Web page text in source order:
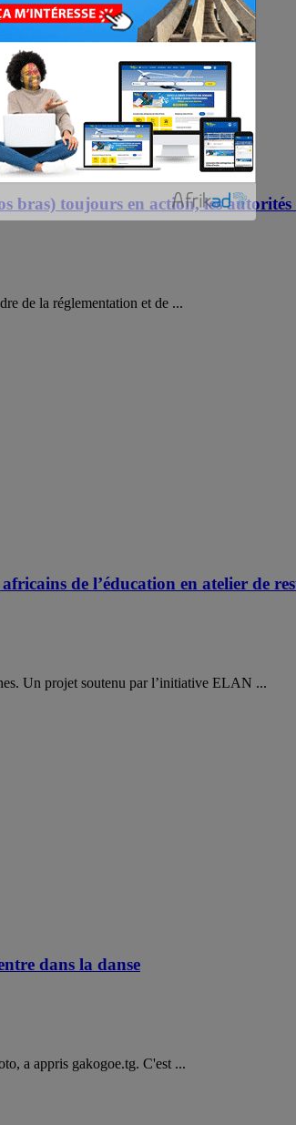
bras) toujours en action, les autorités
de la réglementation et de ...
de l’éducation en atelier de
Un projet soutenu par l’initiative ELAN ...
dans la danse
a appris gakogoe.tg. C'est ...